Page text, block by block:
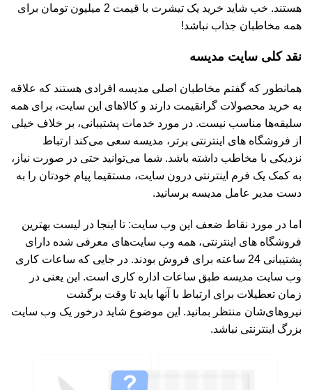
هستند. خب شاید خرید یک تیشرت با قیمت 2 میلیون تومان برای
همه مخاطبان جذاب نباشد!
نقد کلی سایت مدیسه
همانطور که گفتم مخاطبان اصلی مدیسه افرادی هستند که علاقه
به خرید محصولات گرانقیمت دارند و کالاهای این سایت، برای همه
سلیقه‌ها مناسب نیست. در مورد خدمات پشتیبانی، بر خلاف خیلی
از فروشگاه های اینترنتی برتر، مدیسه سعی می‌کند ارتباط
نزدیکی با مخاطب داشته باشد. شما می‌توانید حتی در صورت نیاز،
به کمک یک فرم اینترنتی درون سایت، مستقیما پیام خودتان را به
دست مدیر عامل مدیسه برسانید.
اما در مورد نقاط ضعف این وب سایت: تا اینجا در لیست بهترین
فروشگاه های اینترنتی، همه وب سایت‌های معرفی شده دارای
پشتیبانی 24 ساعته برای فروش بودند. در جایی که ساعات کاری
وب سایت مدیسه طبق ساعات اداره کاری است. این یعنی در
زمان تعطیلات برای ارتباط با آنها باید تا وقت برگشت
نیروهای‌شان منتظر بمانید. این موضوع شاید درخور یک وب سایت
بزرگ اینترنتی نباشد.